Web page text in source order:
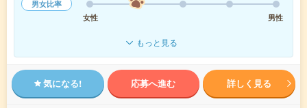
男女比率
女性
男性
もっと見る
気になる! 応募へ進む 詳しく見る